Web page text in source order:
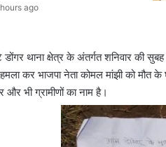
ago
थाना क्षेत्र के अंतर्गत शनिवार की
कर भाजपा नेता कोमल मांझी को मौत
भी ग्रामीणों का नाम है।